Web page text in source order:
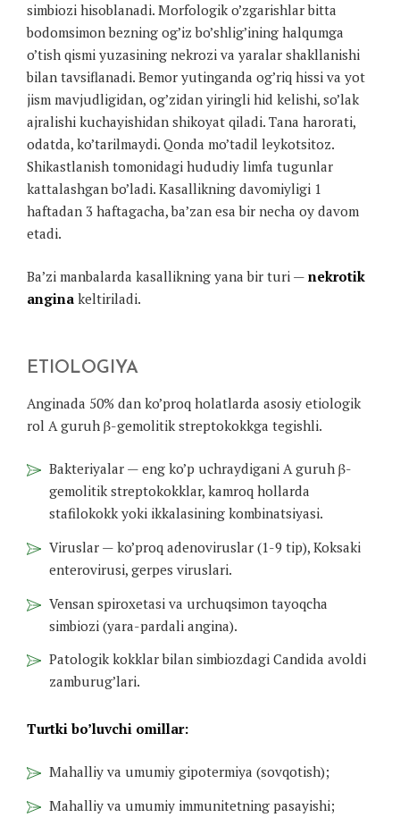
simbiozi hisoblanadi. Morfologik o’zgarishlar bitta
bodomsimon bezning og’iz bo’shlig’ining halqumga
o’tish qismi yuzasining nekrozi va yaralar shakllanishi
bilan tavsiflanadi. Bemor yutinganda og’riq hissi va yot
jism mavjudligidan, og’zidan yiringli hid kelishi, so’lak
ajralishi kuchayishidan shikoyat qiladi. Tana harorati,
odatda, ko’tarilmaydi. Qonda mo’tadil leykotsitoz.
Shikastlanish tomonidagi hududiy limfa tugunlar
kattalashgan bo’ladi. Kasallikning davomiyligi 1
haftadan 3 haftagacha, ba’zan esa bir necha oy davom
etadi.
Ba’zi manbalarda kasallikning yana bir turi — nekrotik
angina keltiriladi.
ETIOLOGIYA
Anginada 50% dan ko’proq holatlarda asosiy etiologik
rol A guruh β-gemolitik streptokokkga tegishli.
Bakteriyalar — eng ko’p uchraydigani A guruh β-
gemolitik streptokokklar, kamroq hollarda
stafilokokk yoki ikkalasining kombinatsiyasi.
Viruslar — ko’proq adenoviruslar (1-9 tip), Koksaki
enterovirusi, gerpes viruslari.
Vensan spiroxetasi va urchuqsimon tayoqcha
simbiozi (yara-pardali angina).
Patologik kokklar bilan simbiozdagi Candida avoldi
zamburug’lari.
Turtki bo’luvchi omillar:
Mahalliy va umumiy gipotermiya (sovqotish);
Mahalliy va umumiy immunitetning pasayishi;